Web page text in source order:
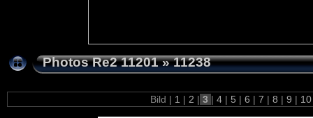
Photos Re2 11201»11238
Bild | 1 | 2 | 3 | 4 | 5 | 6 | 7 | 8 | 9 |